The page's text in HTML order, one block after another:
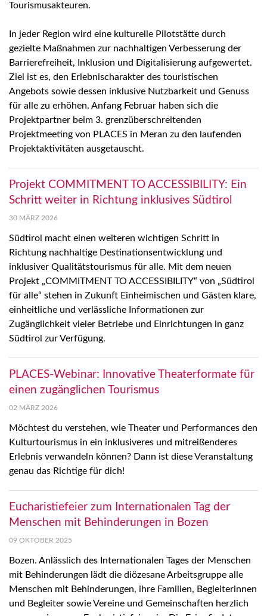
Tourismusakteuren.
In jeder Region wird eine kulturelle Pilotstätte durch
gezielte Maßnahmen zur nachhaltigen Verbesserung der
Barrierefreiheit, Inklusion und Digitalisierung aufgewertet.
Ziel ist es, den Erlebnischarakter des touristischen
Angebots sowie dessen inklusive Nutzbarkeit und Genuss
für alle zu erhöhen. Anfang Februar haben sich die
Projektpartner beim 3. grenzüberschreitenden
Projektmeeting von PLACES in Meran zu den laufenden
Projektaktivitäten ausgetauscht.
Projekt COMMITMENT TO ACCESSIBILITY: Ein
Schritt weiter in Richtung inklusives Südtirol
30 MÄRZ 2026
Südtirol macht einen weiteren wichtigen Schritt in
Richtung nachhaltige Destinationsentwicklung und
inklusiver Qualitätstourismus für alle. Mit dem neuen
Projekt „COMMITMENT TO ACCESSIBILITY“ von „Südtirol
für alle“ stehen in Zukunft Einheimischen und Gästen klare,
einheitliche und verlässliche Informationen zur
Zugänglichkeit vieler Betriebe und Einrichtungen in ganz
Südtirol zur Verfügung.
PLACES-Webinar: Innovative Theaterformate für
einen zugänglichen Tourismus
02 MÄRZ 2026
Möchtest du verstehen, wie Theater und Performances den
Kulturtourismus in ein inklusiveres und mitreißenderes
Erlebnis verwandeln können? Dann ist diese Veranstaltung
genau das Richtige für dich!
Eucharistiefeier zum Internationalen Tag der
Menschen mit Behinderungen in Bozen
09 OKTOBER 2025
Bozen. Anlässlich des Internationalen Tages der Menschen
mit Behinderungen lädt die diözesane Arbeitsgruppe alle
Menschen mit Behinderungen, ihre Familien, Begleiterinnen
und Begleiter sowie Vereine und Gemeinschaften herzlich